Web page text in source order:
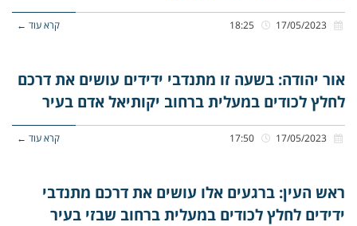
קרא עוד ←
אור יהודה: בשעה זו מתנדבי ידידים עושים את דרכם
לחלץ לכודים במעלית ברחוב יקותיאל אדם בעיר
קרא עוד ←
ראש העין: ברגעים אלו עושים את דרכם מתנדבי
ידידים לחלץ לכודים במעלית ברחוב שבזי בעיר